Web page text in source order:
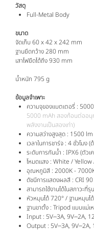
วัสดุ
Full-Metal Body
ขนาด
จัดเก็บ 60 x 42 x 242 mm
ฐานยึดกว้าง 280 mm
เสาไฟยืดได้ถึง 930 mm
น้ำหนัก 795 g
ข้อมูลจำเพาะ
ความจุของแบตเตอรี่ :
5000 mAh สองก้อนต่ออนุ
พลังงานเป็นสองเท่า)
ความสว่างสูงสุด : 1500
เวลาในการชาร์จ : 4 ชั่วโมง
ระดับการกันน้ำ : IPX6 (ตัวเ
โหมดแสง : White /
อุณหภูมิสี : 2000K -
ดัชนีการแสดงผลสี : CRI 90
สามารถใช้งานได้ในสภาวะที่
หัวหมุนได้ 720° / ฐานหมุนไ
ฐานขาตั้ง : Tripod แบบแม่
Input : 5V⎓3A, 9V⎓2A,
Output : 5V⎓3A, 9V⎓2A,